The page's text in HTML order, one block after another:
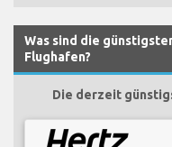
Was sind die
Flughafen?
Die derzeit